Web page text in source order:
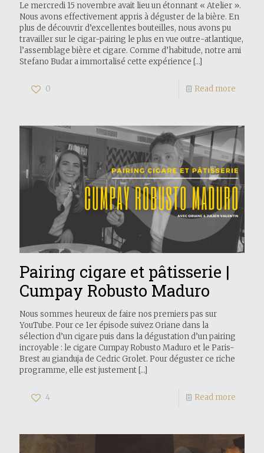
Le mercredi 15 novembre avait lieu un étonnant « Atelier ».
Nous avons effectivement appris à déguster de la bière. En
plus de découvrir d’excellentes bouteilles, nous avons pu
travailler sur le cigar-pairing le plus en vue outre-atlantique,
l’assemblage bière et cigare. Comme d’habitude, notre ami
Stefano Budar a immortalisé cette expérience […]
0 Read more
Pairing cigare et pâtisserie |
Cumpay Robusto Maduro
Nous sommes heureux de faire nos premiers pas sur
YouTube. Pour ce 1er épisode suivez Oriane dans la
sélection d’un cigare puis dans la dégustation d’un pairing
incroyable : le cigare Cumpay Robusto Maduro et le Paris-
Brest au gianduja de Cedric Grolet. Pour déguster ce riche
programme, elle est justement […]
4 Read more